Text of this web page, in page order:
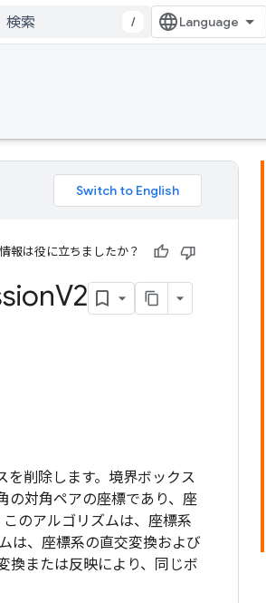
/
報は役に立ちましたか？
V2
を削除します。境界ボックス
の対角ペアの座標であり、座
のアルゴリズムは、座標系
は、座標系の直交変換および
換または反映により、同じボ